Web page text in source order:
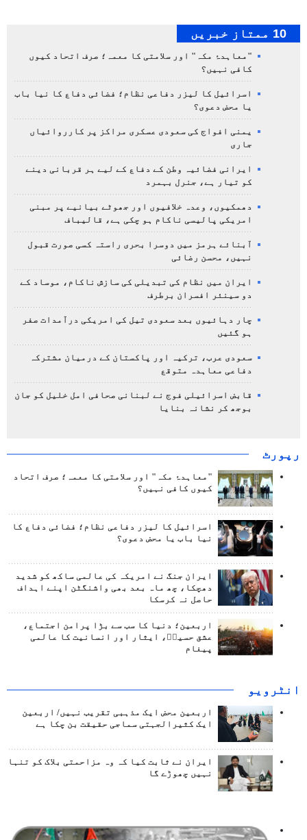
10 ممتاز خبریں
"معاہدۂ مکہ" اور سلامتی کا معمہ؛ صرف اتحاد کیوں
کافی نہیں؟
اسرائیل کا لیزر دفاعی نظام؛ فضائی دفاع کا نیا باب
یا محض دعوی؟
یمنی افواج کی سعودی عسکری مراکز پر کارروائیاں
جاری
ایرانی فضائیہ وطن کے دفاع کے لیے ہر قربانی دینے
کو تیار ہے، جنرل بہمرد
دھمکیوں، وعدہ خلافیوں اور جھوٹے بیانیے پر مبنی
امریکی پالیسی ناکام ہو چکی ہے، قالیباف
آبنائے ہرمز میں دوسرا بحری راستہ کسی صورت قبول
نہیں، محسن رضائی
ایران میں نظام کی تبدیلی کی سازش ناکام، موساد کے
دو سینئر افسران برطرف
چار دہائیوں بعد سعودی تیل کی امریکی درآمدات صفر
ہو گئیں
سعودی عرب، ترکیہ اور پاکستان کے درمیان مشترکہ
دفاعی معاہدہ متوقع
قابض اسرائیلی فوج نے لبنانی صحافی امل خلیل کو جان
بوجھ کر نشانہ بنایا
رپورٹ
"معاہدۂ مکہ" اور سلامتی کا معمہ؛ صرف اتحاد
کیوں کافی نہیں؟
اسرائیل کا لیزر دفاعی نظام؛ فضائی دفاع کا
نیا باب یا محض دعوی؟
ایران جنگ نے امریکہ کی عالمی ساکھ کو شدید
دھچکا، چھ ماہ بعد بھی واشنگٹن اپنے اہداف
حاصل نہ کرسکا
اربعین؛ دنیا کا سب سے بڑا پرامن اجتماع،
عشق حسینؑ، ایثار اور انسانیت کا عالمی
پیغام
انٹرويو
اربعین محض ایک مذہبی تقریب نہیں/ اربعین
ایک کثیرالجہتی سماجی حقیقت بن چکا ہے
ایران نے ثابت کیا کہ وہ مزاحمتی بلاک کو تنہا
نہیں چھوڑے گا